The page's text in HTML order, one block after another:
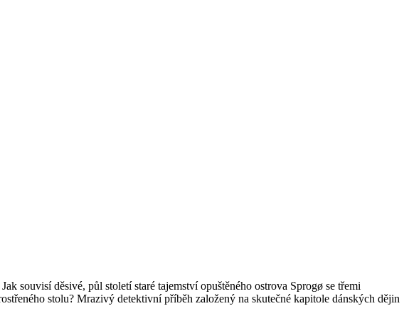
souvisí děsivé, půl století staré tajemství opuštěného ostrova Sprogø se třemi
stolu? Mrazivý detektivní příběh založený na skutečné kapitole dánských dějin